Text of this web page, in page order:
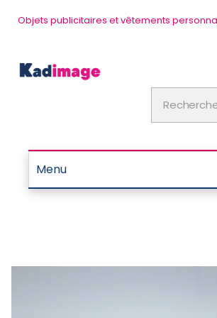
Objets publicitaires et vêtements
Menu